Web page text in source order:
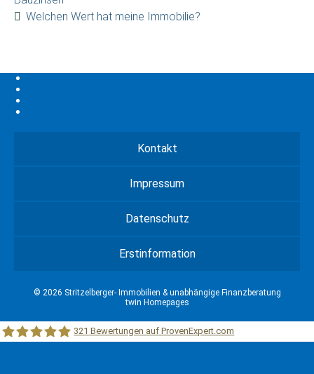
Welchen Wert hat meine Immobilie?
Kontakt
Impressum
Datenschutz
Erstinformation
© 2026 Stritzelberger- Immobilien & unabhängige Finanzberatung
twin Homepages
321 Bewertungen auf ProvenExpert.com